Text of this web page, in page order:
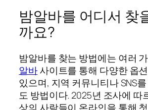
밤알바를 어디서 찾
까요?
밤알바를 찾는 방법에는 여러
알바사이트를 통해 다양한 옵
있으며, 지역 커뮤니티나 SNS
도 방법이다. 2025년 조사에 따
상의 사람들이 온라인을 통해